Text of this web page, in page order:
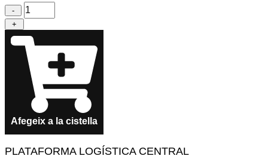
-
quantitat
de
Llapis
Negre
CAT
2015
+
Afegeix a la cistella
PLATAFORMA LOGÍSTICA CENTRAL